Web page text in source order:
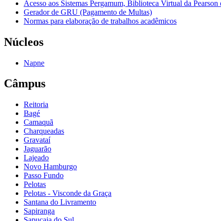
Acesso aos Sistemas Pergamum, Biblioteca Virtual da
Gerador de GRU (Pagamento de Multas)
Normas para elaboração de trabalhos acadêmicos
Núcleos
Napne
Câmpus
Reitoria
Bagé
Camaquã
Charqueadas
Gravataí
Jaguarão
Lajeado
Novo Hamburgo
Passo Fundo
Pelotas
Pelotas - Visconde da Graça
Santana do Livramento
Sapiranga